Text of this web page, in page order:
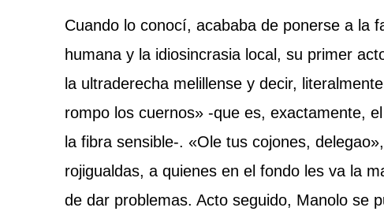
Cuando lo conocí, acababa de ponerse a la
humana y la idiosincrasia local, su primer
la ultraderecha melillense y decir,
rompo los cuernos» -que es, exactamente,
la fibra sensible-. «Ole tus cojones,
rojigualdas, a quienes en el fondo les va la
de dar problemas. Acto seguido, Manolo se